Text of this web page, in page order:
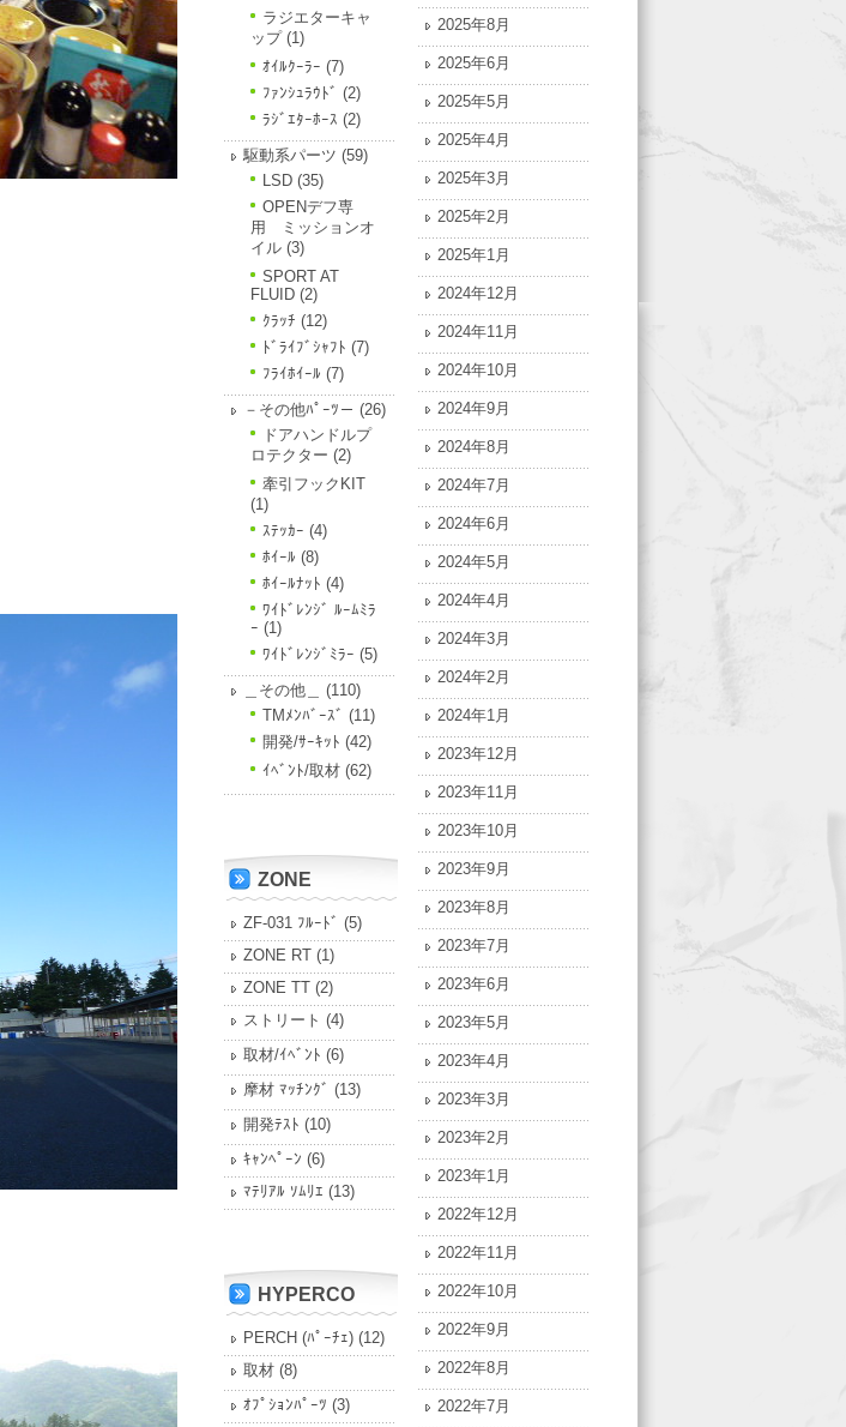
ラジエターキャ
ップ(1)
ｵｲﾙｸｰﾗｰ (7)
ﾌｧﾝｼｭﾗｳﾄﾞ (2)
ﾗｼﾞｴﾀｰﾎｰｽ (2)
駆動系パーツ (59)
LSD (35)
OPENデフ専
用 ミッションオ
イル (3)
SPORT AT
FLUID (2)
ｸﾗｯﾁ (12)
ﾄﾞﾗｲﾌﾞｼｬﾌﾄ (7)
ﾌﾗｲﾎｲｰﾙ (7)
－その他ﾊﾟｰﾂ－ (26)
ドアハンドルプ
ロテクター (2)
牽引フックKIT
(1)
ｽﾃｯｶｰ (4)
ﾎｲｰﾙ (8)
ﾎｲｰﾙﾅｯﾄ (4)
ﾜｲﾄﾞﾚﾝｼﾞ ﾙｰﾑﾐﾗ
ｰ (1)
ﾜｲﾄﾞﾚﾝｼﾞﾐﾗｰ (5)
＿その他＿
(110)
TMﾒﾝﾊﾞｰｽﾞ (11)
開発/ｻｰｷｯﾄ (42)
ｲﾍﾞﾝﾄ/取材 (62)
ZONE
ZF-031 ﾌﾙｰﾄﾞ (5)
ZONE RT (1)
ZONE TT (2)
ストリート (4)
取材/ｲﾍﾞﾝﾄ (6)
摩材 ﾏｯﾁﾝｸﾞ (13)
開発ﾃｽﾄ (10)
ｷｬﾝﾍﾟｰﾝ (6)
ﾏﾃﾘｱﾙ ｿﾑﾘｴ (13)
HYPERCO
PERCH (ﾊﾟｰﾁｪ) (12)
取材 (8)
ｵﾌﾟｼｮﾝﾊﾟｰﾂ (3)
2025年8月
2025年6月
2025年5月
2025年4月
2025年3月
2025年2月
2025年1月
2024年12月
2024年11月
2024年10月
2024年9月
2024年8月
2024年7月
2024年6月
2024年5月
2024年4月
2024年3月
2024年2月
2024年1月
2023年12月
2023年11月
2023年10月
2023年9月
2023年8月
2023年7月
2023年6月
2023年5月
2023年4月
2023年3月
2023年2月
2023年1月
2022年12月
2022年11月
2022年10月
2022年9月
2022年8月
2022年7月